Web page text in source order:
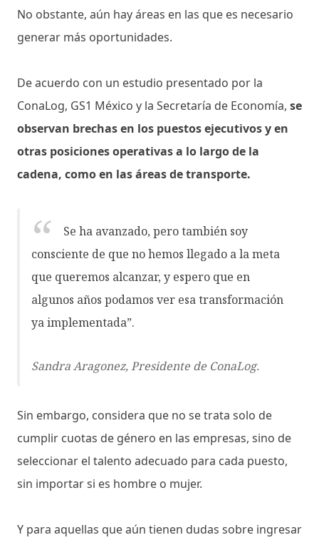
No obstante, aún hay áreas en las que es necesario
generar más oportunidades.
De acuerdo con un estudio presentado por la
ConaLog, GS1 México y la Secretaría de Economía, se
observan brechas en los puestos ejecutivos y en
otras posiciones operativas a lo largo de la
cadena, como en las áreas de transporte.
Se ha avanzado, pero también soy
consciente de que no hemos llegado a la meta
que queremos alcanzar, y espero que en
algunos años podamos ver esa transformación
ya implementada”.
Sandra Aragonez, Presidente de ConaLog.
Sin embargo, considera que no se trata solo de
cumplir cuotas de género en las empresas, sino de
seleccionar el talento adecuado para cada puesto,
sin importar si es hombre o mujer.
Y para aquellas que aún tienen dudas sobre ingresar